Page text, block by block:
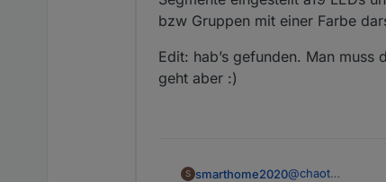
bzw Gruppen mit einer Farbe
Edit: hab’s gefunden. Man
geht aber :)
S smarthome2020@chaot